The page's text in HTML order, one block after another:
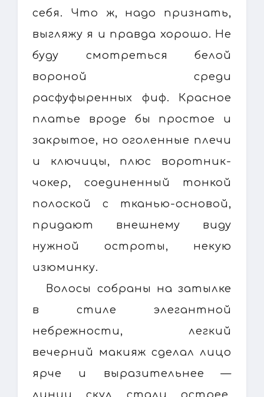
себя. Что ж, надо признать,
выгляжу я и правда хорошо. Не
буду смотреться белой
вороной среди
расфуфыренных фиф. Красное
платье вроде бы простое и
закрытое, но оголенные плечи
и ключицы, плюс воротник-
чокер, соединенный тонкой
полоской с тканью-основой,
придают внешнему виду
нужной остроты, некую
изюминку.
Волосы собраны на затылке
в стиле элегантной
небрежности, легкий
вечерний макияж сделал лицо
ярче и выразительнее —
линии скул стали острее,